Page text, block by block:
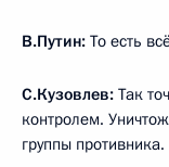
В.Путин: То есть
С.Кузовлев: Так
контролем.
группы противника.